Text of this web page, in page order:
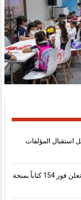
استقبال المؤلفات
“الشارقة للكتاب” تعزز التواصل بين لغات العالم وتعلن فوز 154 كتاباً بمنحة